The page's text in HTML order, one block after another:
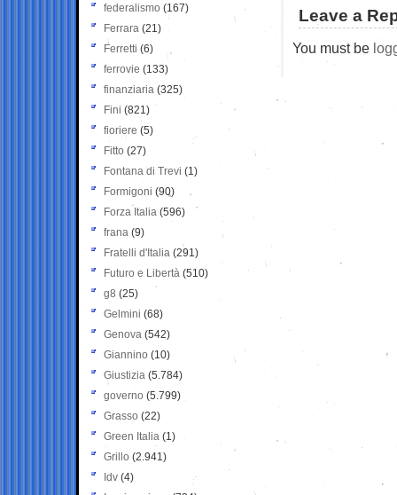
Leave a
You must be
federalismo (167)
Ferrara (21)
Ferretti (6)
ferrovie (133)
finanziaria (325)
Fini (821)
fioriere (5)
Fitto (27)
Fontana di Trevi (1)
Formigoni (90)
Forza Italia (596)
frana (9)
Fratelli d'Italia (291)
Futuro e Libertà (510)
g8 (25)
Gelmini (68)
Genova (542)
Giannino (10)
Giustizia (5.784)
governo (5.799)
Grasso (22)
Green Italia (1)
Grillo (2.941)
Idv (4)